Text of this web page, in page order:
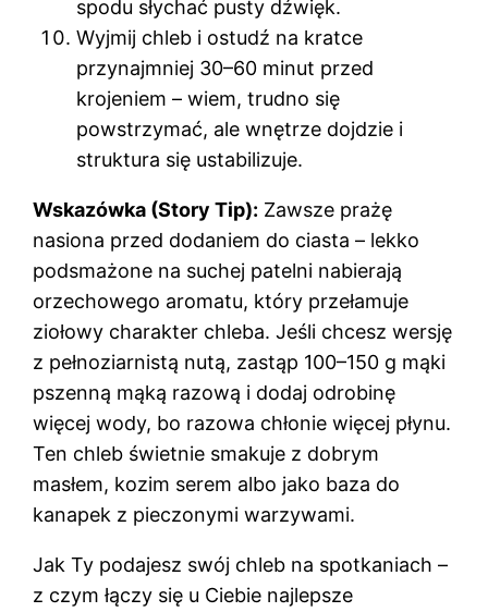
spodu słychać pusty dźwięk.
Wyjmij chleb i ostudź na kratce
przynajmniej 30–60 minut przed
krojeniem – wiem, trudno się
powstrzymać, ale wnętrze dojdzie i
struktura się ustabilizuje.
Wskazówka (Story Tip): Zawsze prażę
nasiona przed dodaniem do ciasta – lekko
podsmażone na suchej patelni nabierają
orzechowego aromatu, który przełamuje
ziołowy charakter chleba. Jeśli chcesz wersję
z pełnoziarnistą nutą, zastąp 100–150 g mąki
pszenną mąką razową i dodaj odrobinę
więcej wody, bo razowa chłonie więcej płynu.
Ten chleb świetnie smakuje z dobrym
masłem, kozim serem albo jako baza do
kanapek z pieczonymi warzywami.
Jak Ty podajesz swój chleb na spotkaniach –
z czym łączy się u Ciebie najlepsze